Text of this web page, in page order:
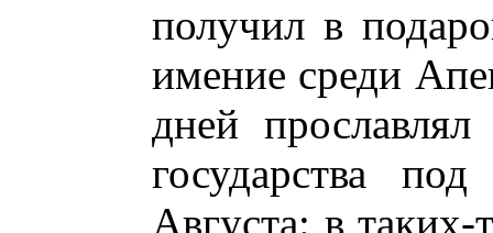
получил в
имение среди
дней
государства
Августа: в таких-